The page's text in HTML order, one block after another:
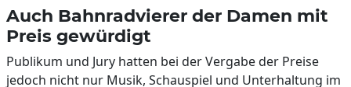
Auch Bahnradvierer der Damen mit
Preis gewürdigt
Publikum und Jury hatten bei der Vergabe der Preise
jedoch nicht nur Musik, Schauspiel und Unterhaltung im